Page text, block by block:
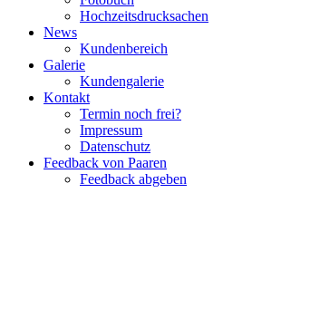
Hochzeitsdrucksachen
News
Kundenbereich
Galerie
Kundengalerie
Kontakt
Termin noch frei?
Impressum
Datenschutz
Feedback von Paaren
Feedback abgeben